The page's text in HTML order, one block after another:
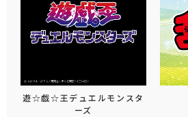
遊☆戯☆王デュエルモンスタ
ーズ